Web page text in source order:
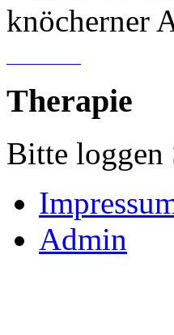
knöcherner
Therapie
Bitte loggen
Admin